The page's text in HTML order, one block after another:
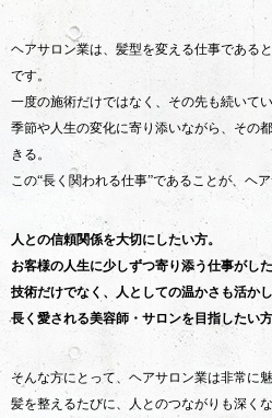
ヘアサロン業は、髪型を変える仕事である
です。
一度の施術だけではなく、その先も続いてい
季節や人生の変化に寄り添いながら、その
きる。
この“長く関われる仕事”であることが、ヘ
人との信頼関係を大切にしたい方。
お客様の人生に少しずつ寄り添う仕事がした
技術だけでなく、人としての温かさも活かし
長く愛される美容師・サロンを目指したい方
そんな方にとって、ヘアサロン業は非常に
髪を整えるたびに、人とのつながりも深くな